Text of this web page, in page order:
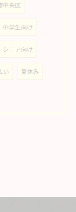
中央区
中学生向け
シニア向け
い 夏休み